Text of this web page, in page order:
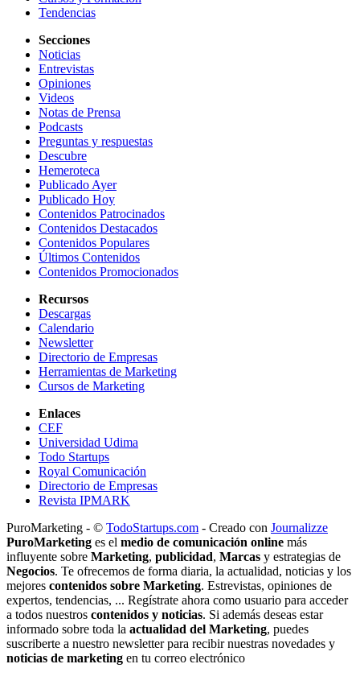
Tendencias
Secciones
Noticias
Entrevistas
Opiniones
Videos
Notas de Prensa
Podcasts
Preguntas y respuestas
Descubre
Hemeroteca
Publicado Ayer
Publicado Hoy
Contenidos Patrocinados
Contenidos Destacados
Contenidos Populares
Últimos Contenidos
Contenidos Promocionados
Recursos
Descargas
Calendario
Newsletter
Directorio de Empresas
Herramientas de Marketing
Cursos de Marketing
Enlaces
CEF
Universidad Udima
Todo Startups
Royal Comunicación
Directorio de Empresas
Revista IPMARK
PuroMarketing - © TodoStartups.com - Creado con Journalizze
PuroMarketing es el medio de comunicación online más
influyente sobre Marketing, publicidad, Marcas y estrategias de
Negocios. Te ofrecemos de forma diaria, la actualidad, noticias y los
mejores contenidos sobre Marketing. Estrevistas, opiniones de
expertos, tendencias, ... Regístrate ahora como usuario para acceder
a todos nuestros contenidos y noticias. Si además deseas estar
informado sobre toda la actualidad del Marketing, puedes
suscriberte a nuestro newsletter para recibir nuestras novedades y
noticias de marketing en tu correo electrónico